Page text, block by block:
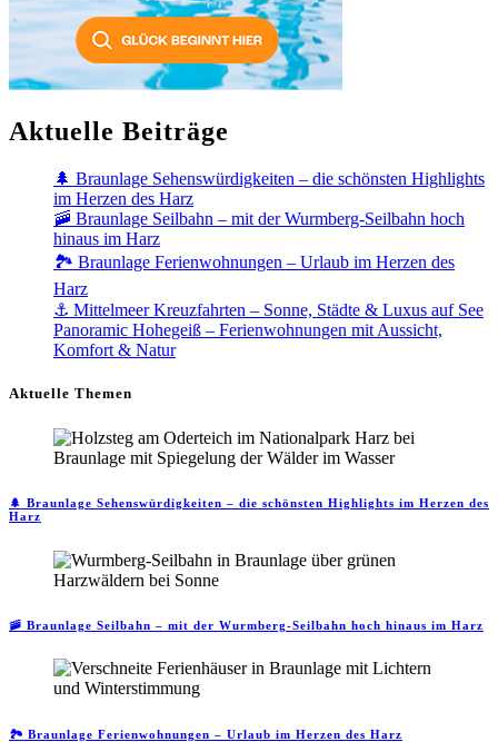
Aktuelle Beiträge
🌲 Braunlage Sehenswürdigkeiten – die schönsten Highlights
im Herzen des Harz
🚠 Braunlage Seilbahn – mit der Wurmberg-Seilbahn hoch
hinaus im Harz
🏞️ Braunlage Ferienwohnungen – Urlaub im Herzen des
Harz
⚓ Mittelmeer Kreuzfahrten – Sonne, Städte & Luxus auf See
Panoramic Hohegeiß – Ferienwohnungen mit Aussicht,
Komfort & Natur
Aktuelle Themen
🌲 Braunlage Sehenswürdigkeiten – die schönsten Highlights im Herzen des
Harz
🚠 Braunlage Seilbahn – mit der Wurmberg-Seilbahn hoch hinaus im Harz
🏞️ Braunlage Ferienwohnungen – Urlaub im Herzen des Harz